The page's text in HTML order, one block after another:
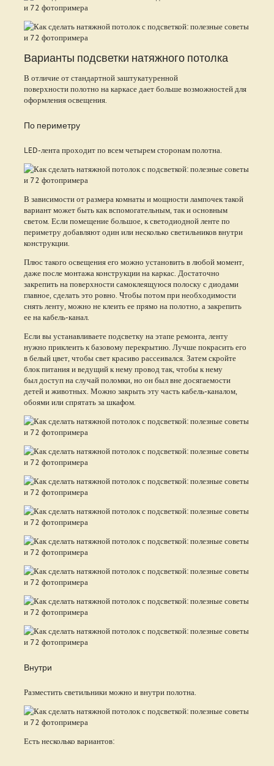
Варианты подсветки натяжного потолка
В отличие от стандартной заштукатуренной
поверхности полотно на каркасе дает больше возможностей для
оформления освещения.
По периметру
LED-лента проходит по всем четырем сторонам полотна.
В зависимости от размера комнаты и мощности лампочек такой
вариант может быть как вспомогательным, так и основным
светом. Если помещение большое, к светодиодной ленте по
периметру добавляют один или несколько светильников внутри
конструкции.
Плюс такого освещения его можно установить в любой момент,
даже после монтажа конструкции на каркас. Достаточно
закрепить на поверхности самоклеящуюся полоску с диодами
главное, сделать это ровно. Чтобы потом при необходимости
снять ленту, можно не клеить ее прямо на полотно, а закрепить
ее на кабель-канал.
Если вы устанавливаете подсветку на этапе ремонта, ленту
нужно приклеить к базовому перекрытию. Лучше покрасить его
в белый цвет, чтобы свет красиво рассеивался. Затем скройте
блок питания и ведущий к нему провод так, чтобы к нему
был доступ на случай поломки, но он был вне досягаемости
детей и животных. Можно закрыть эту часть кабель-каналом,
обоями или спрятать за шкафом.
Внутри
Разместить светильники можно и внутри полотна.
Есть несколько вариантов: